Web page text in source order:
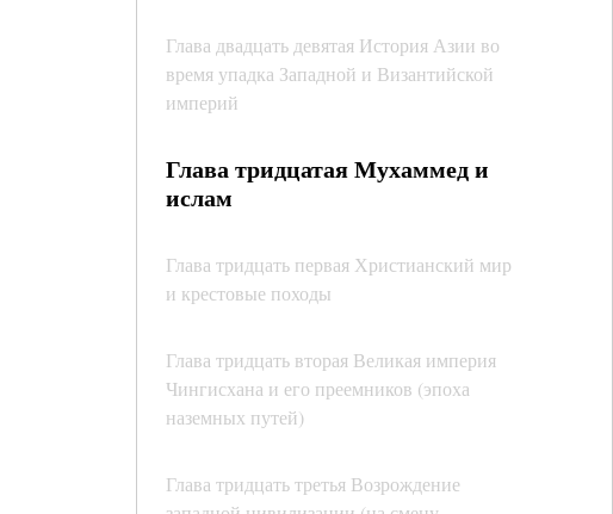
Глава двадцать девятая История Азии во
время упадка Западной и Византийской
империй
Глава тридцатая Мухаммед и
ислам
Глава тридцать первая Христианский мир
и крестовые походы
Глава тридцать вторая Великая империя
Чингисхана и его преемников (эпоха
наземных путей)
Глава тридцать третья Возрождение